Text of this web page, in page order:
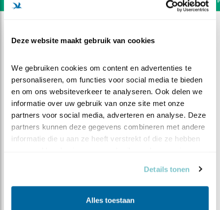
Deze website maakt gebruik van cookies
We gebruiken cookies om content en advertenties te
personaliseren, om functies voor social media te bieden
en om ons websiteverkeer te analyseren. Ook delen we
informatie over uw gebruik van onze site met onze
partners voor social media, adverteren en analyse. Deze
partners kunnen deze gegevens combineren met andere
informatie die u aan ze heeft verstrekt of die ze hebben
Details tonen
Alles toestaan
Kruisbekken